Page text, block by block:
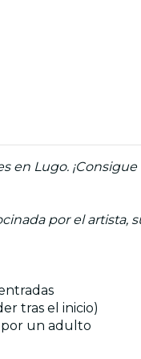
Lugo.
por el artista,
tras el inicio)
por un adulto